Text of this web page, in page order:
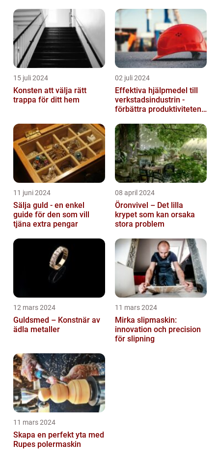
15 juli 2024
Konsten att välja rätt
trappa för ditt hem
02 juli 2024
Effektiva hjälpmedel till
verkstadsindustrin -
förbättra produktiviteten
11 juni 2024
Sälja guld - en enkel
guide för den som vill
tjäna extra pengar
08 april 2024
Öronvivel – Det lilla
krypet som kan orsaka
stora problem
12 mars 2024
Guldsmed – Konstnär av
ädla metaller
11 mars 2024
Mirka slipmaskin:
innovation och precision
för slipning
11 mars 2024
Skapa en perfekt yta med
Rupes polermaskin